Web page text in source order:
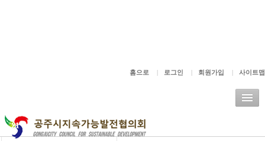
홈으로 | 로그인 | 회원가입 | 사이트맵